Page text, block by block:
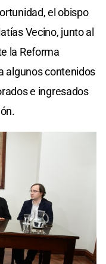
el obispo
Vecino, junto al
la Reforma
algunos contenidos
e ingresados